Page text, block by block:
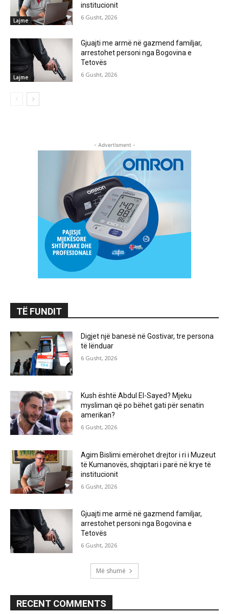
Lajme
institucionit
6 Gusht, 2026
Lajme
Gjuajti me armë në gazmend familjar,
arrestohet personi nga Bogovina e
Tetovës
6 Gusht, 2026
- Advertisment -
TË FUNDIT
Digjet një banesë në Gostivar, tre persona
të lënduar
6 Gusht, 2026
Kush është Abdul El-Sayed? Mjeku
mysliman që po bëhet gati për senatin
amerikan?
6 Gusht, 2026
Agim Bislimi emërohet drejtor i ri i Muzeut
të Kumanovës, shqiptari i parë në krye të
institucionit
6 Gusht, 2026
Gjuajti me armë në gazmend familjar,
arrestohet personi nga Bogovina e
Tetovës
6 Gusht, 2026
Më shumë
RECENT COMMENTS